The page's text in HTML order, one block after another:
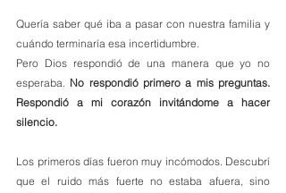
Quería saber qué iba a pasar con nuestra familia y
cuándo terminaría esa incertidumbre.
Pero Dios respondió de una manera que yo no
esperaba. No respondió primero a mis preguntas.
Respondió a mi corazón invitándome a hacer
silencio.
Los primeros días fueron muy incómodos. Descubrí
que el ruido más fuerte no estaba afuera, sino